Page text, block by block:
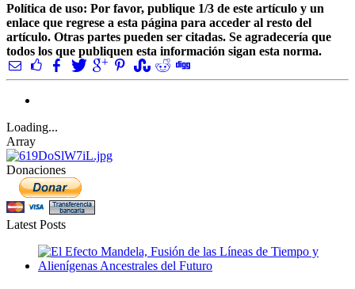
Política de uso: Por favor, publique 1/3 de este artículo y un
enlace que regrese a esta página para acceder al resto del
artículo. Otras partes pueden ser citadas. Se agradecería que
todos los que publiquen esta información sigan esta norma.
Loading...
Array
Donaciones
Latest Posts